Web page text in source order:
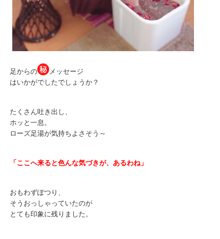
足からの
メッセージ
はいかがでしたでしょうか？
たくさん吐き出し、
ホッと一息。
ローズ足湯が気持ちよさそう～
「ここへ来ると色んな気づきが、あるわね」
おもわずぽつり、
そうおっしゃっていたのが
とても印象に残りました。